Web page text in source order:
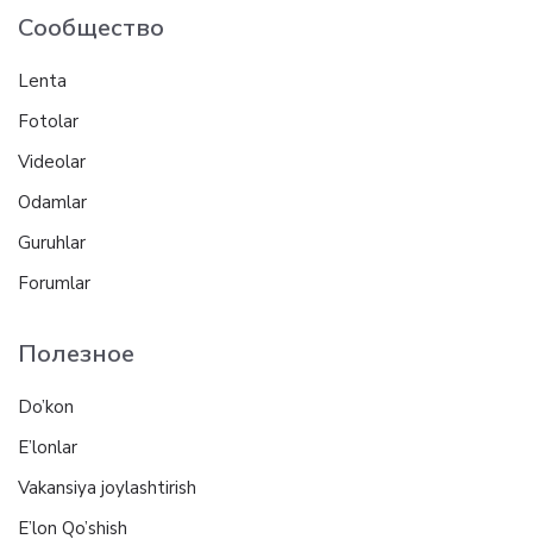
Сообщество
Lenta
Fotolar
Videolar
Odamlar
Guruhlar
Forumlar
Полезное
Do’kon
E’lonlar
Vakansiya joylashtirish
E’lon Qo’shish